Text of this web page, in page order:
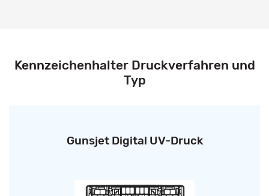
Kennzeichenhalter Druckverfahren und
Typ
Gunsjet Digital UV-Druck